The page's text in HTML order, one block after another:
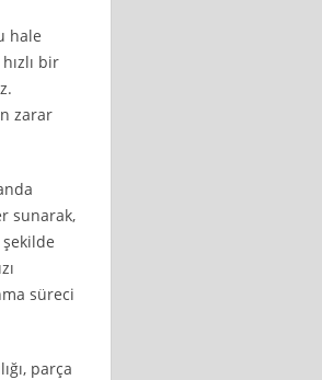
hale
bir
zarar
sunarak,
süreci
parça